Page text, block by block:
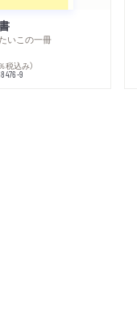
いこの一冊
税込み）
9